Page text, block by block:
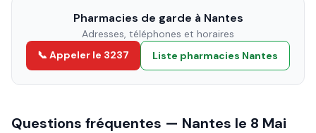
Pharmacies de garde à Nantes
Adresses, téléphones et horaires
📞 Appeler le 3237
Liste pharmacies Nantes
Questions fréquentes — Nantes le 8 Mai